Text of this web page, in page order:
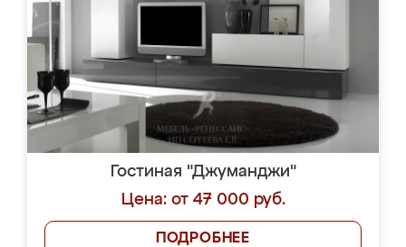
Гостиная "Джуманджи"
Цена: от 47 000 руб.
ПОДРОБНЕЕ